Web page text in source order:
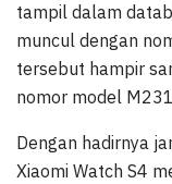
tampil dalam
muncul dengan
tersebut hampir
nomor model
Dengan hadirnya
Xiaomi Watch S4